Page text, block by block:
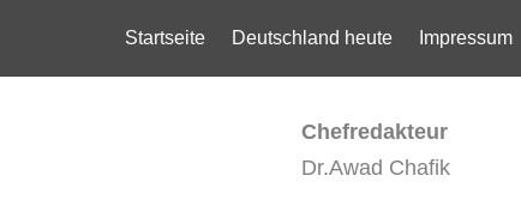
Startseite Deutschland heute Impressum
Chefredakteur
Dr.Awad Chafik